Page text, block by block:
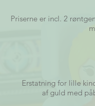
Priserne er incl. 2
Erstatning for lille
af guld med